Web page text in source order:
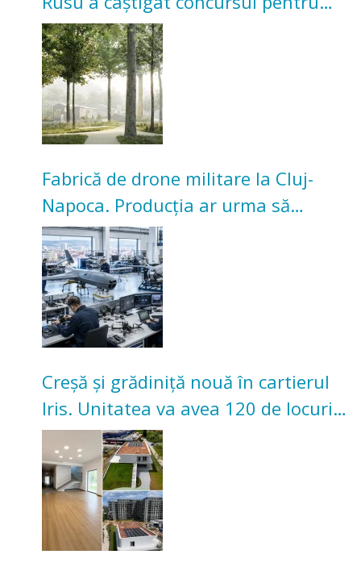
transformarea Grădinii Casei
Universitarilor
Fabrică de drone militare la Cluj-
Napoca. Producția ar urma să
înceapă în toamna acestui an
Creșă și grădiniță nouă în cartierul
Iris. Unitatea va avea 120 de locuri
pentru copii